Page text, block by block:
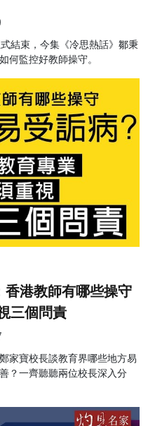
結束，今集《冷思熱話》鄒秉
何監控好教師操守。
港教師有哪些操守
三個問責
家寶校長談教育界哪些地方易
？一齊聽聽兩位校長深入分